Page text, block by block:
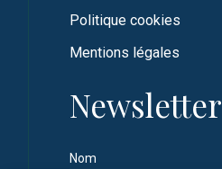
Politique cookies
Mentions légales
Newsletter
Nom